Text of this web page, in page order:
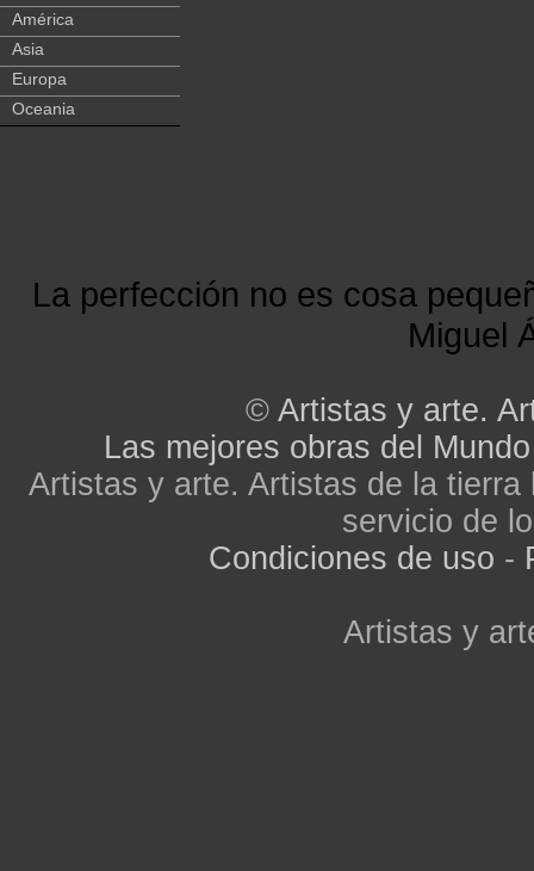
América
Asia
Europa
Oceania
La perfección no es cosa
Miguel
© Artistas y arte.
Las mejores obras del Mundo
Artistas y arte. Artistas de la
servicio de
Condiciones de uso -
Artistas y